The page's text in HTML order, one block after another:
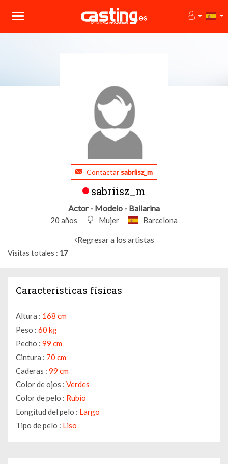
Contactar sabriisz_m
sabriisz_m
Actor - Modelo - Bailarina
20 años Mujer Barcelona
Regresar a los artistas
Visitas totales 17
Caracteristicas físicas
Altura : 168 cm
Peso : 60 kg
Pecho : 99 cm
Cintura : 70 cm
Caderas : 99 cm
Color de ojos : Verdes
Color de pelo : Rubio
Longitud del pelo : Largo
Tipo de pelo : Liso